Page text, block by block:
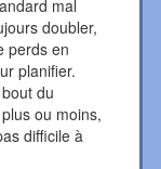
mal
doubler,
perds en
planifier.
du
ou moins,
difficile à